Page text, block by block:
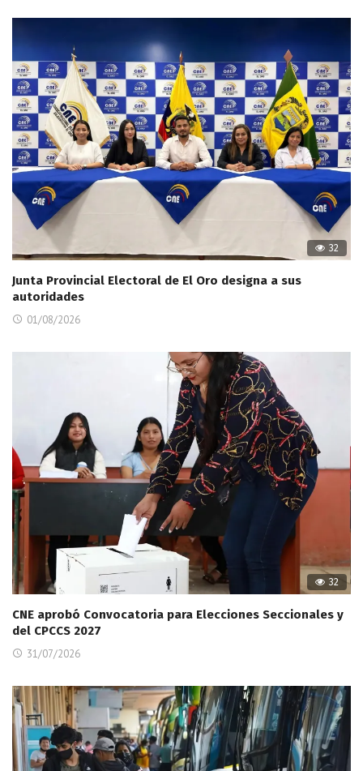
32
Junta Provincial Electoral de El Oro designa a sus
autoridades
01/08/2026
32
CNE aprobó Convocatoria para Elecciones Seccionales y
del CPCCS 2027
31/07/2026